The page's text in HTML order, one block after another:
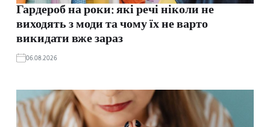
Гардероб на роки: які речі ніколи не
виходять з моди та чому їх не варто
викидати вже зараз
06.08.2026